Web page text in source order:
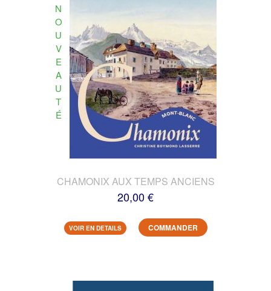
N
O
U
V
E
A
U
T
É
CHAMONIX AUX TEMPS ANCIENS
20,00 €
VOIR EN DETAILS COMMANDER